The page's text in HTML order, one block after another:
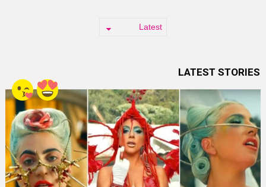
LATEST STORIES